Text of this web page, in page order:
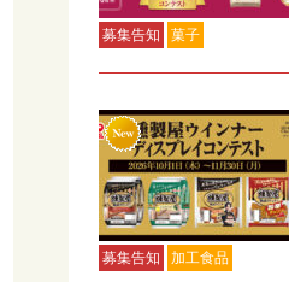
募集告知 菓子
募集告知 加工食品